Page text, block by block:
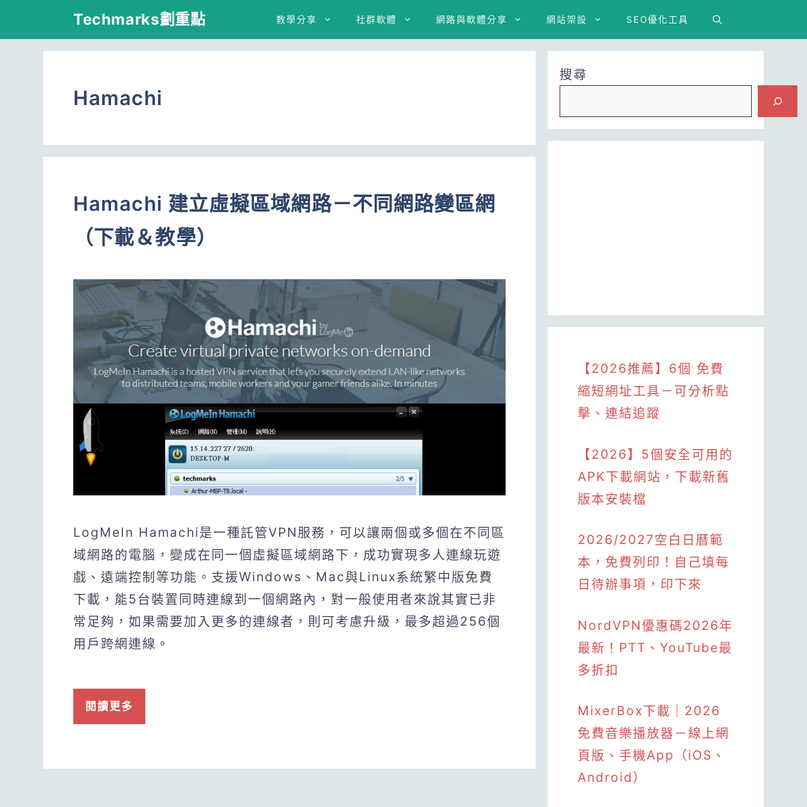
Techmarks劃重點 教學分享 社群軟體 網路與軟體分享 網站架設 SEO優化工具
Hamachi
Hamachi 建立虛擬區域網路－不同網路變區網
（下載＆教學）
LogMeIn Hamachi是一種託管VPN服務，可以讓兩個或多個在不同區
域網路的電腦，變成在同一個虛擬區域網路下，成功實現多人連線玩遊
戲、遠端控制等功能。支援Windows、Mac與Linux系統繁中版免費
下載，能5台裝置同時連線到一個網路內，對一般使用者來說其實已非
常足夠，如果需要加入更多的連線者，則可考慮升級，最多超過256個
用戶跨網連線。
閱讀更多
搜尋
【2026推薦】6個 免費
縮短網址工具－可分析點
擊、連結追蹤
【2026】5個安全可用的
APK下載網站，下載新舊
版本安裝檔
2026/2027空白日曆範
本，免費列印！自己填每
日待辦事項，印下來
NordVPN優惠碼2026年
最新！PTT、YouTube最
多折扣
MixerBox下載｜2026
免費音樂播放器－線上網
頁版、手機App（iOS、
Android）